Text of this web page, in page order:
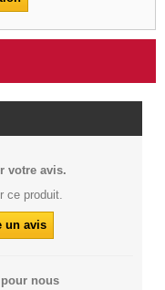
votre avis.
ce produit.
un avis
nous